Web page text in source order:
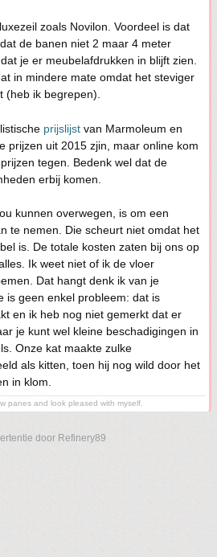
zoals Novilon. Voordeel is dat
de banen niet 2 maar 4 meter
je er meubelafdrukken in blijft zien.
in mindere mate omdat het steviger
(heb ik begrepen).
prijslijst van Marmoleum en
prijzen uit 2015 zjin, maar online kom
tegen. Bedenk wel dat de
erbij komen.
kunnen overwegen, is om een
te nemen. Die scheurt niet omdat het
is. De totale kosten zaten bij ons op
Ik weet niet of ik de vloer
Dat hangt denk ik van je
is geen enkel probleem: dat is
en ik heb nog niet gemerkt dat er
je kunt wel kleine beschadigingen in
Onze kat maakte zulke
als kitten, toen hij nog wild door het
in klom.
panes and look pleased with myself.
door Refinery89